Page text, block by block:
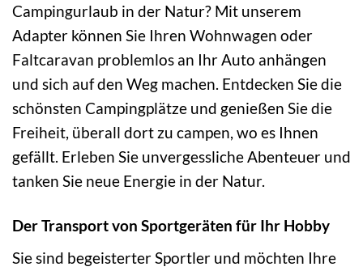
Campingurlaub in der Natur? Mit unserem
Adapter können Sie Ihren Wohnwagen oder
Faltcaravan problemlos an Ihr Auto anhängen
und sich auf den Weg machen. Entdecken Sie die
schönsten Campingplätze und genießen Sie die
Freiheit, überall dort zu campen, wo es Ihnen
gefällt. Erleben Sie unvergessliche Abenteuer und
tanken Sie neue Energie in der Natur.
Der Transport von Sportgeräten für Ihr Hobby
Sie sind begeisterter Sportler und möchten Ihre